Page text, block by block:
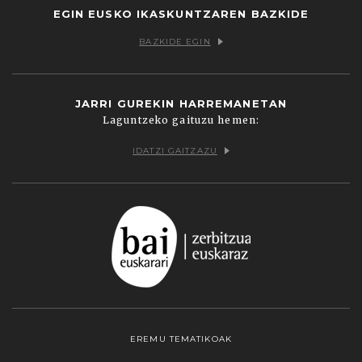
EGIN EUSKO IKASKUNTZAREN BAZKIDE
BAZKIDE EGIN
JARRI GUREKIN HARREMANETAN
Laguntzeko gaituzu hemen:
IDATZI GAITZAZU
EREMU TEMATIKOAK